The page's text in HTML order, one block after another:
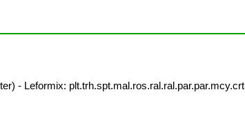
- Leformix: plt.trh.spt.mal.ros.ral.ral.par.par.mcy.crt